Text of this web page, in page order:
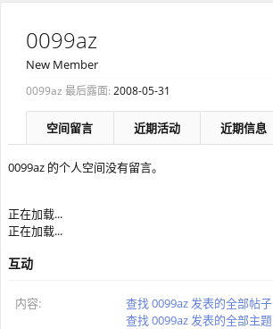
0099az
New Member
0099az 最后露面: 2008-05-31
空间留言 近期活动 近期信息
0099az 的个人空间没有留言。
正在加载...
正在加载...
互动
内容:
查找 0099az 发表的全部帖子
查找 0099az 发表的全部主题